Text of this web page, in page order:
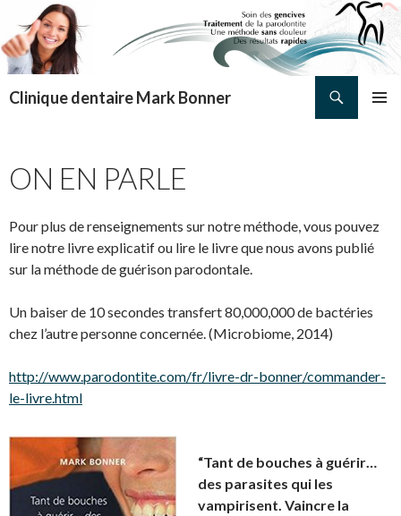
Clinique dentaire Mark Bonner
ON EN PARLE
Pour plus de renseignements sur notre méthode, vous pouvez
lire notre livre explicatif ou lire le livre que nous avons publié
sur la méthode de guérison parodontale.
Un baiser de 10 secondes transfert 80,000,000 de bactéries
chez l’autre personne concernée. (Microbiome, 2014)
http://www.parodontite.com/fr/livre-dr-bonner/commander-
le-livre.html
“Tant de bouches à guérir…
des parasites qui les
vampirisent. Vaincre la